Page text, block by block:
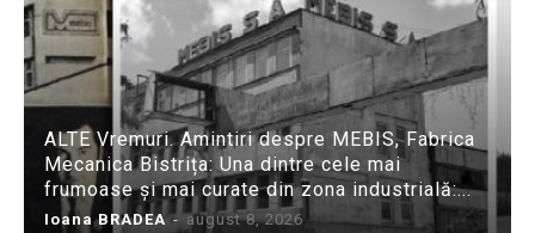
ALTE Vremuri. Amintiri despre MEBIS, Fabrica
Mecanica Bistrița: Una dintre cele mai
frumoase și mai curate din zona industrială:...
Ioana BRADEA - august 8, 2026